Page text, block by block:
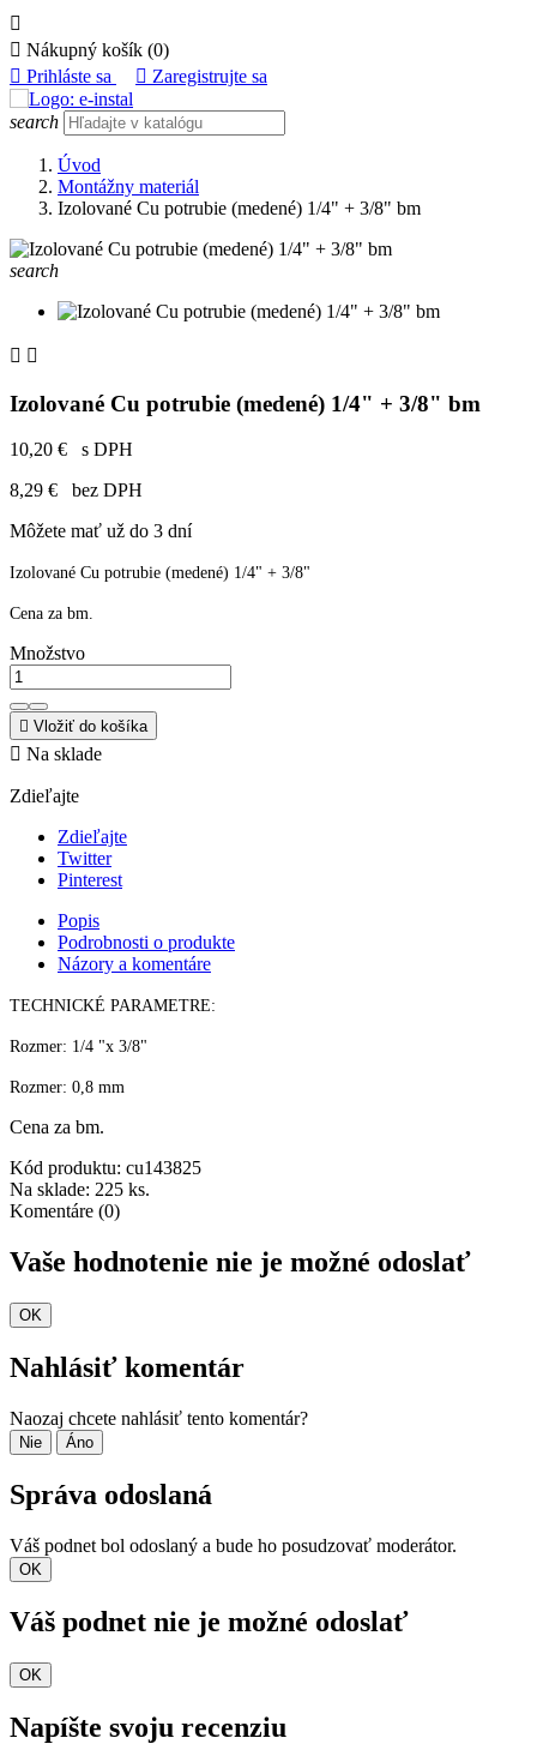

 Nákupný košík (0)
 Prihláste sa  Zaregistrujte sa
search
Úvod
Montážny materiál
Izolované Cu potrubie (medené) 1/4" + 3/8" bm
search
 
Izolované Cu potrubie (medené) 1/4" + 3/8" bm
10,20 €
s DPH
8,29 €
bez DPH
Môžete mať už do 3 dní
Izolované Cu potrubie (medené) 1/4" + 3/8"
Cena za bm.
Množstvo
 Vložiť do košíka
 Na sklade
Zdieľajte
Zdieľajte
Twitter
Pinterest
Popis
Podrobnosti o produkte
Názory a komentáre
TECHNICKÉ PARAMETRE:
Rozmer: 1/4 "x 3/8"
Rozmer: 0,8 mm
Cena za bm.
Kód produktu: cu143825
Na sklade: 225 ks.
Komentáre (0)
Vaše hodnotenie nie je možné odoslať
OK
Nahlásiť komentár
Naozaj chcete nahlásiť tento komentár?
Nie Áno
Správa odoslaná
Váš podnet bol odoslaný a bude ho posudzovať moderátor.
OK
Váš podnet nie je možné odoslať
OK
Napíšte svoju recenziu